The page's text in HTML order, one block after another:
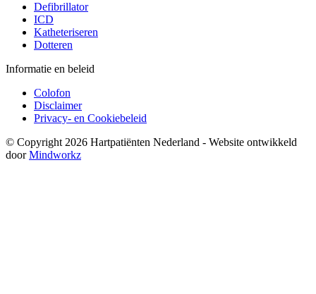
Defibrillator
ICD
Katheteriseren
Dotteren
Informatie en beleid
Colofon
Disclaimer
Privacy- en Cookiebeleid
© Copyright 2026 Hartpatiënten Nederland - Website ontwikkeld
doorMindworkz